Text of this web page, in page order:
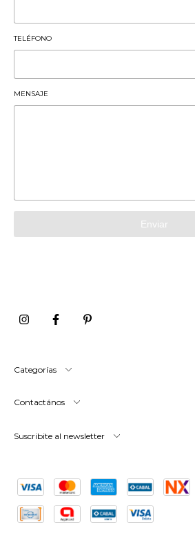
TELÉFONO
MENSAJE
Enviar
Categorías
Contactános
Suscribite al newsletter